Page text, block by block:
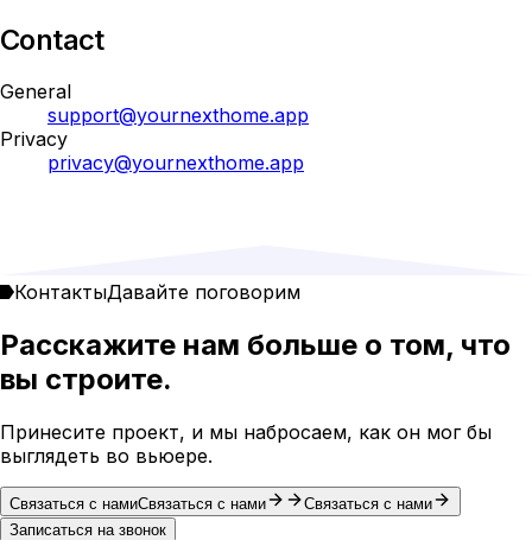
Contact
General
support@yournexthome.app
Privacy
privacy@yournexthome.app
КонтактыДавайте поговорим
Расскажите нам больше о том, что
вы строите.
Принесите проект, и мы набросаем, как он мог бы
выглядеть во вьюере.
Связаться с намиСвязаться с нами
Связаться с нами
Записаться на звонок